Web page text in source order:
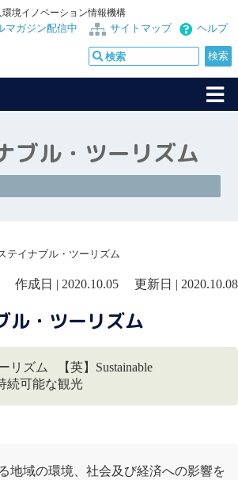
境イノベーション情報機構
ヘルプ
サイトマップ
マガジン配信中
ブル・ツーリズム
テイナブル・ツーリズム
作成日 | 2020.10.05 更新日 | 2020.10.08
ル・ツーリズム
リズム 【英】Sustainable
続可能な観光
地域の環境、社会及び経済への影響を